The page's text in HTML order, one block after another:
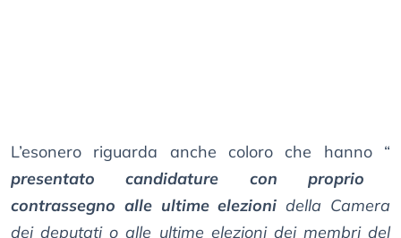
L’esonero riguarda anche coloro che hanno “
presentato candidature con proprio
contrassegno alle ultime elezioni della Camera
dei deputati o alle ultime elezioni dei membri del